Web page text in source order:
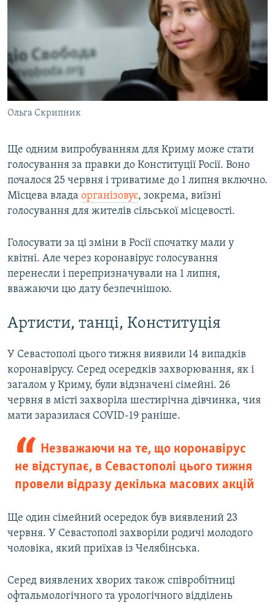
Ольга Скрипник
Ще одним випробуванням для Криму може стати
голосування за правки до Конституції Росії. Воно
почалося 25 червня і триватиме до 1 липня включно.
Місцева влада організовує, зокрема, виїзні
голосування для жителів сільської місцевості.
Голосувати за ці зміни в Росії спочатку мали у
квітні. Але через коронавірус голосування
перенесли і перепризначували на 1 липня,
вважаючи цю дату безпечнішою.
Артисти, танці, Конституція
У Севастополі цього тижня виявили 14 випадків
коронавірусу. Серед осередків захворювання, як і
загалом у Криму, були відзначені сімейні. 26
червня в місті захворіла шестирічна дівчинка, чия
мати заразилася COVID-19 раніше.
Незважаючи на те, що коронавірус
не відступає, в Севастополі цього тижня
провели відразу декілька масових акцій
Ще один сімейний осередок був виявлений 23
червня. У Севастополі захворіли родичі молодого
чоловіка, який приїхав із Челябінська.
Серед виявлених хворих також співробітниці
офтальмологічного та урологічного відділень